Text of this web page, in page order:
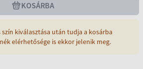
KOSÁRBA
kiválasztása után tudja a kosárba
elérhetősége is ekkor jelenik meg.